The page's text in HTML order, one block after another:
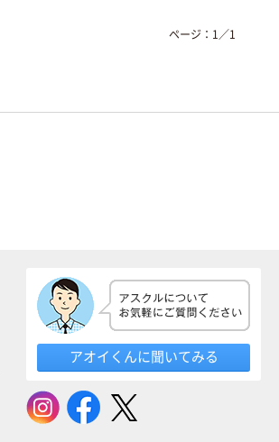
ページ： 1 ／1
アオイくんに聞いてみる